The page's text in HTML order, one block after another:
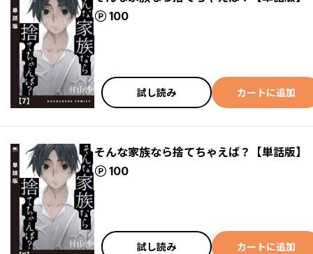
100
ポイント
試し読み カートに追加
そんな家族なら捨てちゃえば？【単話版
100
ポイント
試し読み カートに追加